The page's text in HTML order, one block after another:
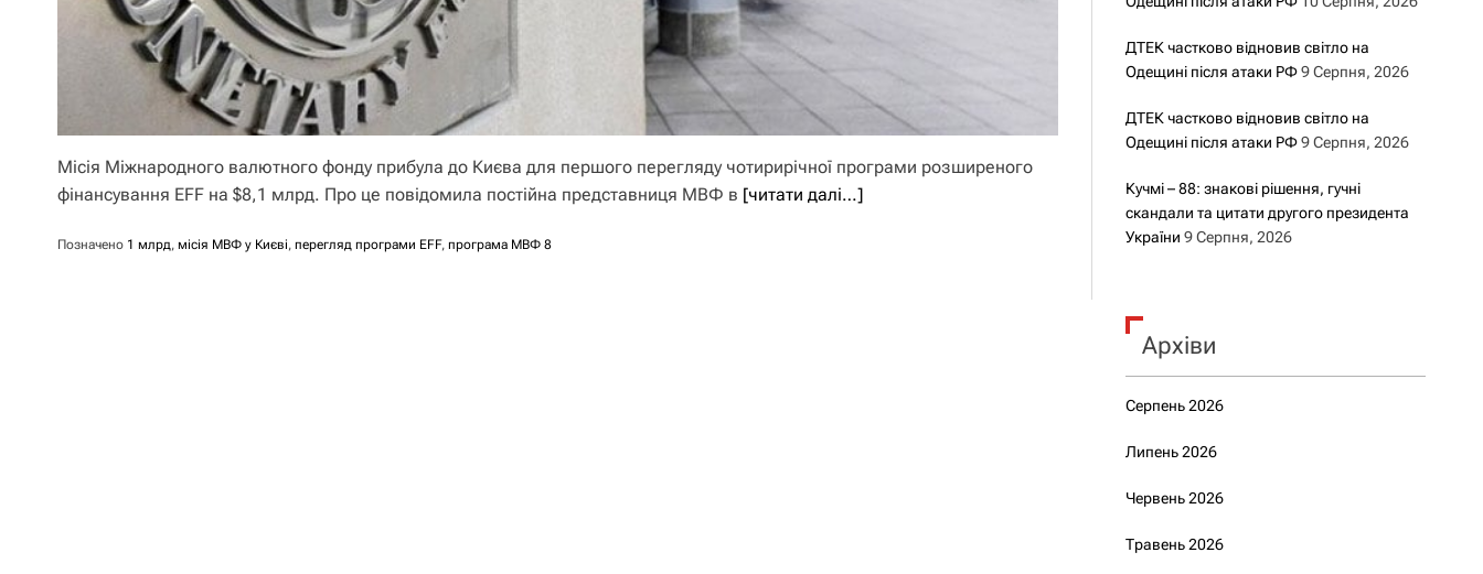
Місія Міжнародного валютного фонду прибула до Києва для першого перегляду чотирирічної програми розширеного
фінансування EFF на $8,1 млрд. Про це повідомила постійна представниця МВФ в [читати далі…]
Позначено 1 млрд, місія МВФ у Києві, перегляд програми EFF, програма МВФ 8
ДТЕК частково відновив світло на
Одещині після атаки РФ 9 Серпня, 2026
ДТЕК частково відновив світло на
Одещині після атаки РФ 9 Серпня, 2026
Кучмі – 88: знакові рішення, гучні
скандали та цитати другого президента
України 9 Серпня, 2026
Архіви
Серпень 2026
Липень 2026
Червень 2026
Травень 2026